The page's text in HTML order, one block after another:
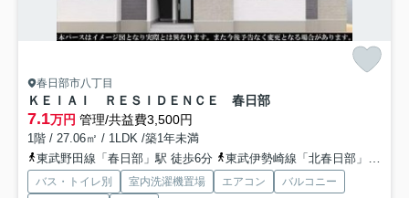
春日部市八丁目
ＫＥＩＡＩ ＲＥＳＩＤＥＮＣＥ 春日部
7.1万円 管理/共益費3,500円
1階 / 27.06㎡ / 1LDK /築1年未満
東武野田線「春日部」駅 徒歩6分
東武伊勢崎線「北春日部」駅 徒歩22分
バス・トイレ別 室内洗濯機置場 エアコン
バルコニー